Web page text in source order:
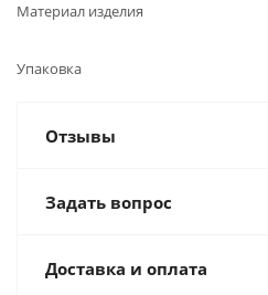
Материал изделия
Упаковка
Отзывы
Задать вопрос
Доставка и оплата